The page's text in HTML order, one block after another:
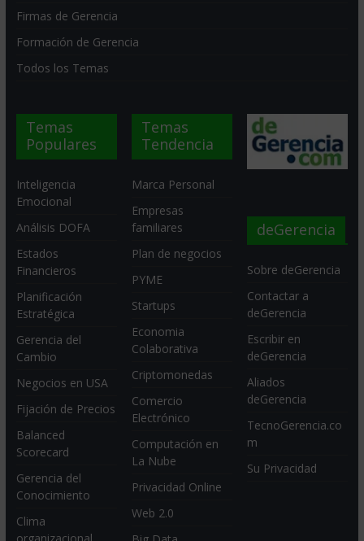
Firmas de Gerencia
Formación de Gerencia
Todos los Temas
Temas
Populares
Inteligencia
Emocional
Análisis DOFA
Estados
Financieros
Planificación
Estratégica
Gerencia del
Cambio
Negocios en USA
Fijación de Precios
Balanced
Scorecard
Gerencia del
Conocimiento
Clima
Temas
Tendencia
Marca Personal
Empresas
familiares
Plan de negocios
PYME
Startups
Economia
Colaborativa
Criptomonedas
Comercio
Electrónico
Computación en
La Nube
Privacidad Online
Web 2.0
deGerencia
Sobre deGerencia
Contactar a
deGerencia
Escribir en
deGerencia
Aliados
deGerencia
TecnoGerencia.co
m
Su Privacidad